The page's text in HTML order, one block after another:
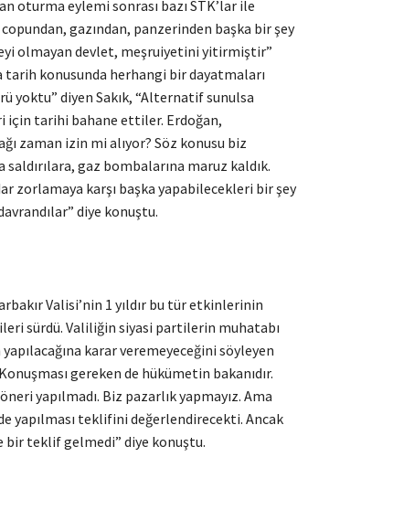
oturma eylemi sonrası bazı STK’lar ile
gazından, panzerinden başka bir şey
olmayan devlet, meşruiyetini yitirmiştir”
tarih konusunda herhangi bir dayatmaları
yoktu” diyen Sakık, “Alternatif sunulsa
için tarihi bahane ettiler. Erdoğan,
zaman izin mi alıyor? Söz konusu biz
gaz bombalarına maruz kaldık.
zorlamaya karşı başka yapabilecekleri bir şey
diye konuştu.
Valisi’nin 1 yıldır bu tür etkinlerinin
sürdü. Valiliğin siyasi partilerin muhatabı
karar veremeyeceğini söyleyen
gereken de hükümetin bakanıdır.
yapılmadı. Biz pazarlık yapmayız. Ama
yapılması teklifini değerlendirecekti. Ancak
bir teklif gelmedi” diye konuştu.